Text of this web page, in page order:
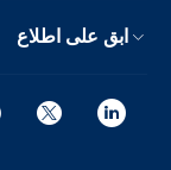
ابق على اطلاع